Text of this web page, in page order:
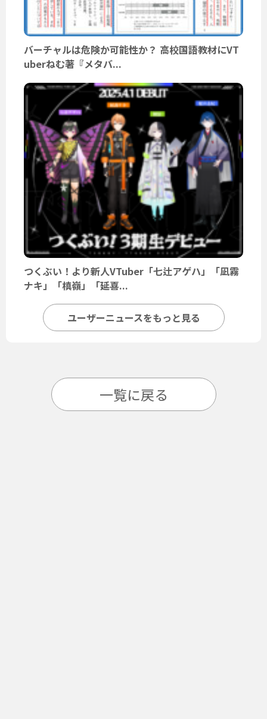
バーチャルは危険か可能性か？ 高校国語教材にVT
uberねむ著『メタバ...
つくぶい！より新人VTuber「七辻アゲハ」「凪霧
ナキ」「槙嶺」「延喜...
ユーザーニュースをもっと見る
一覧に戻る